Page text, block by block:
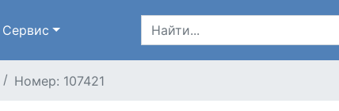
Сервис
Номер: 107421